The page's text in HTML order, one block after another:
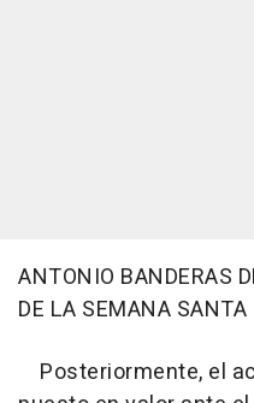
ANTONIO BANDERAS
DE LA SEMANA
Posteriormente, el